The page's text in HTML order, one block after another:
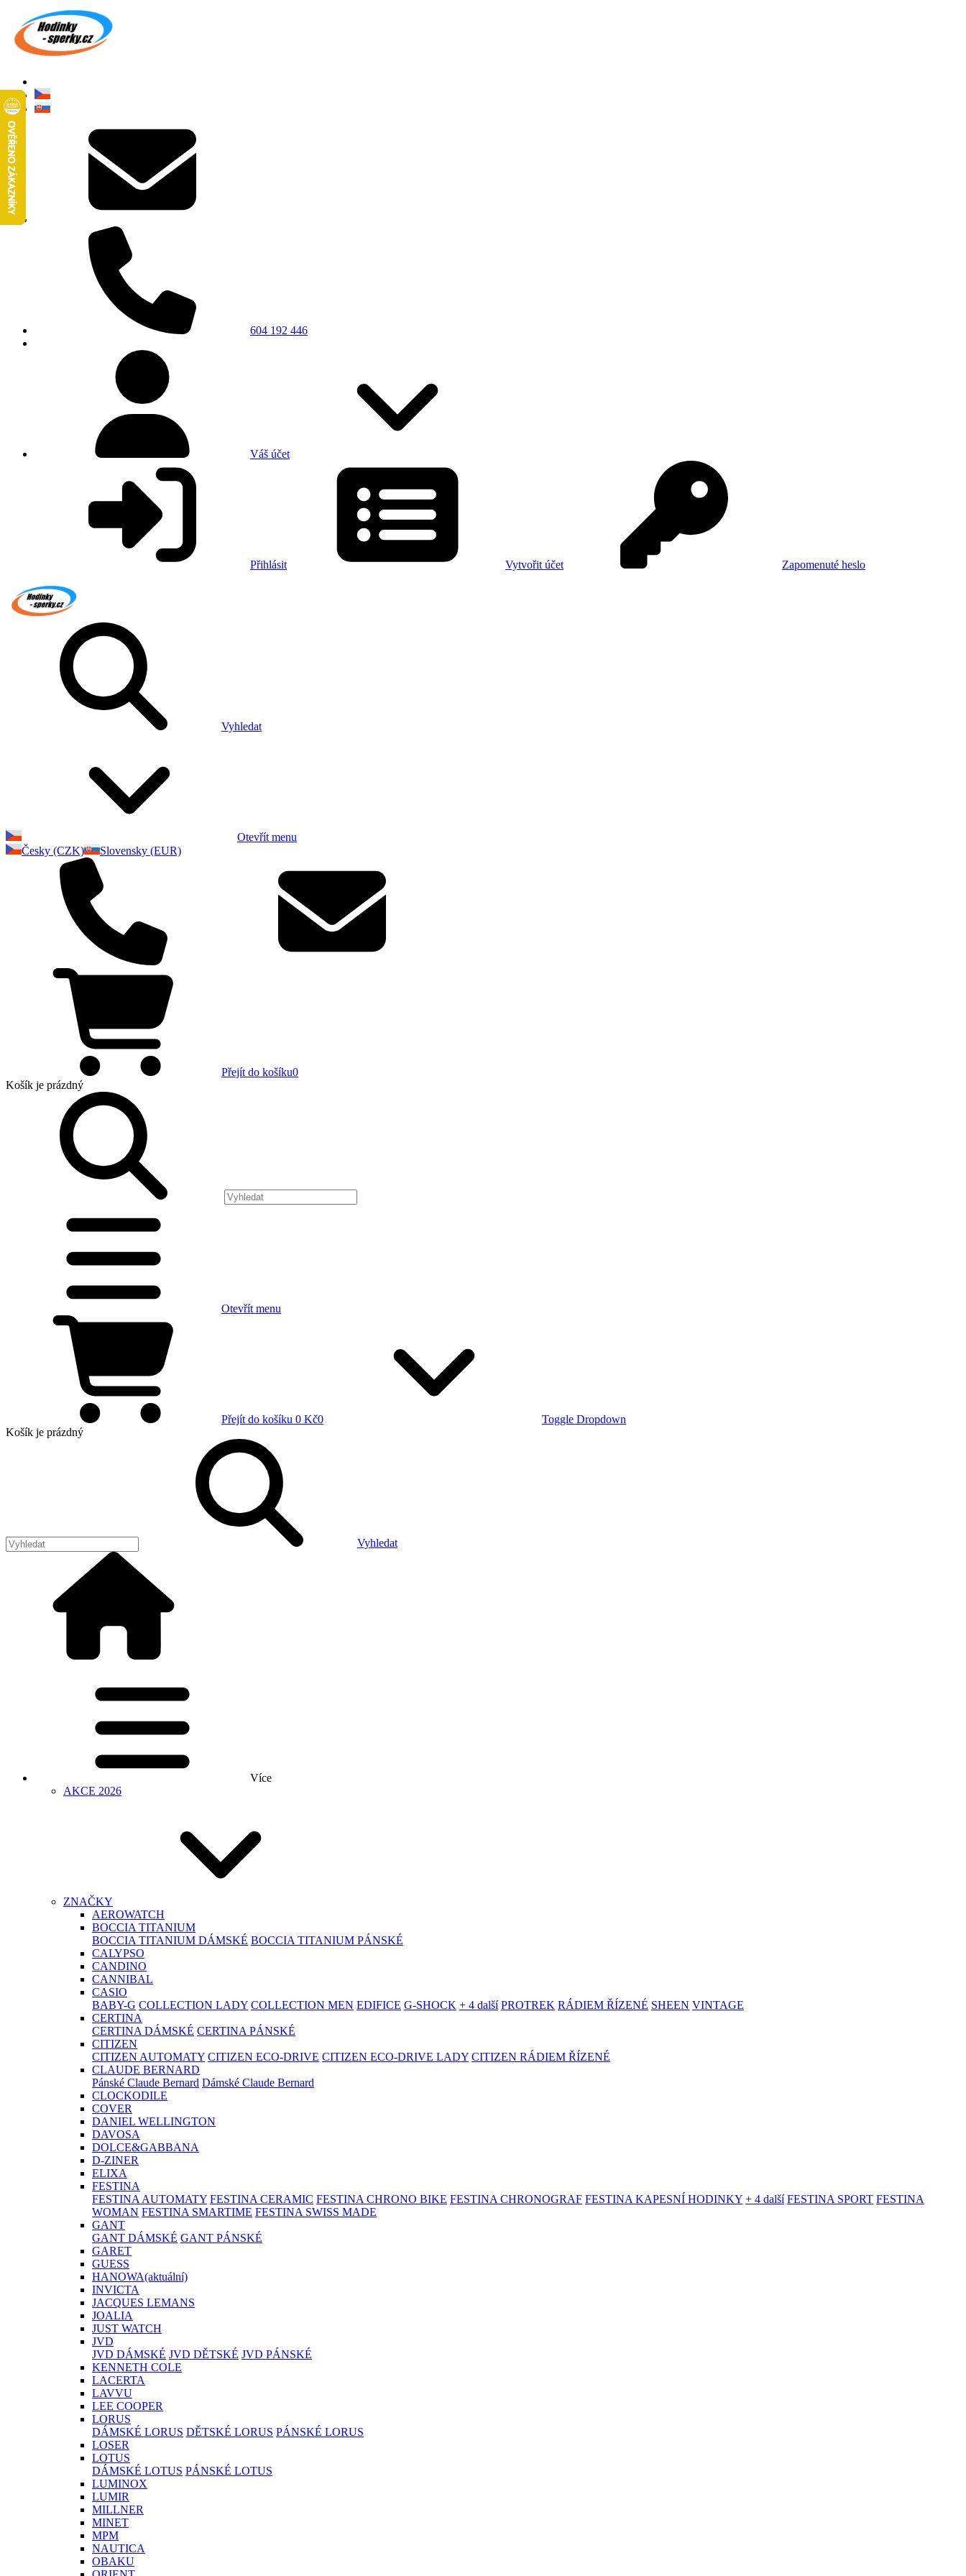
604 192 446
Váš účet
Přihlásit Vytvořit účet Zapomenuté heslo
Vyhledat
Otevřít menu
Česky (CZK)
Slovensky (EUR)
Přejít do košíku0
Košík je prázdný
Otevřít menu
Přejít do košíku 0 Kč0
Toggle Dropdown
Košík je prázdný
Vyhledat
Více
AKCE 2026
ZNAČKY
AEROWATCH
BOCCIA TITANIUM
BOCCIA TITANIUM DÁMSKÉ BOCCIA TITANIUM PÁNSKÉ
CALYPSO
CANDINO
CANNIBAL
CASIO
BABY-G COLLECTION LADY COLLECTION MEN EDIFICE G-SHOCK + 4 další PROTREK RÁDIEM ŘÍZENÉ SHEEN VINTAGE
CERTINA
CERTINA DÁMSKÉ CERTINA PÁNSKÉ
CITIZEN
CITIZEN AUTOMATY CITIZEN ECO-DRIVE CITIZEN ECO-DRIVE LADY CITIZEN RÁDIEM ŘÍZENÉ
CLAUDE BERNARD
Pánské Claude Bernard Dámské Claude Bernard
CLOCKODILE
COVER
DANIEL WELLINGTON
DAVOSA
DOLCE&GABBANA
D-ZINER
ELIXA
FESTINA
FESTINA AUTOMATY FESTINA CERAMIC FESTINA CHRONO BIKE FESTINA CHRONOGRAF FESTINA KAPESNÍ HODINKY + 4 další FESTINA SPORT FESTINA
WOMAN FESTINA SMARTIME FESTINA SWISS MADE
GANT
GANT DÁMSKÉ GANT PÁNSKÉ
GARET
GUESS
HANOWA(aktuální)
INVICTA
JACQUES LEMANS
JOALIA
JUST WATCH
JVD
JVD DÁMSKÉ JVD DĚTSKÉ JVD PÁNSKÉ
KENNETH COLE
LACERTA
LAVVU
LEE COOPER
LORUS
DÁMSKÉ LORUS DĚTSKÉ LORUS PÁNSKÉ LORUS
LOSER
LOTUS
DÁMSKÉ LOTUS PÁNSKÉ LOTUS
LUMINOX
LUMIR
MILLNER
MINET
MPM
NAUTICA
OBAKU